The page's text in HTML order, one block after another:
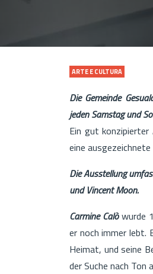
ARTE E CULTURA
Die Gemeinde
jeden Samstag und
Ein gut konzipierter
eine
Die Ausstellung
und Vincent Moon.
Carmine Calòwurde
er noch immer lebt.
Heimat, und seine
der Suche nach Ton